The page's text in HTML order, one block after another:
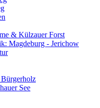
& Külzauer Forst
Magdeburg - Jerichow
See